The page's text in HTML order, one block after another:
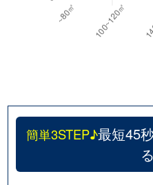
簡単3STEP♪最短45